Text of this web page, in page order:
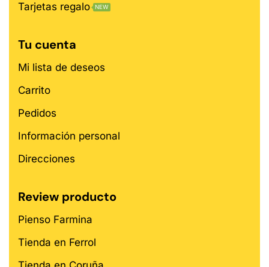
Tarjetas regalo
NEW
Tu cuenta
Mi lista de deseos
Carrito
Pedidos
Información personal
Direcciones
Review producto
Pienso Farmina
Tienda en Ferrol